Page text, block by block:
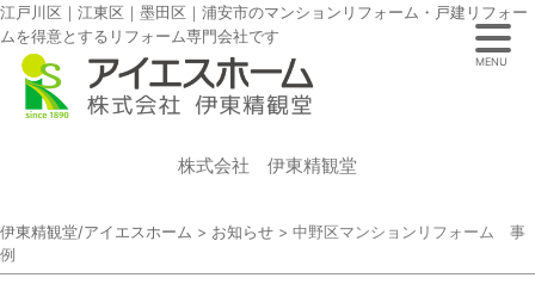
江戸川区｜江東区｜墨田区｜浦安市のマンションリフォーム・戸建リフォー
ムを得意とするリフォーム専門会社です
株式会社 伊東精観堂
伊東精観堂/アイエスホーム > お知らせ > 中野区マンションリフォーム 事
例
MENU